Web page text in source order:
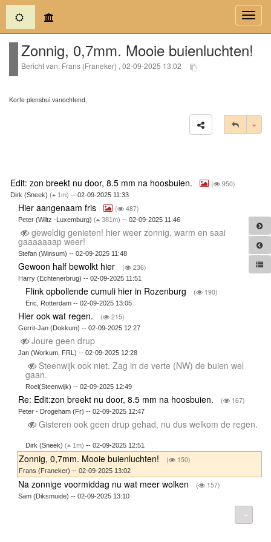
(current)
Zonnig, 0,7mm. Mooie buienluchten!
Bericht van: Frans (Franeker) , 02-09-2025 13:02
Korte plensbui vanochtend.
Edit: zon breekt nu door, 8.5 mm na hoosbuien. ( 950)
Dirk (Sneek) ( 1m) -- 02-09-2025 11:33
Hier aangenaam fris ( 487)
Peter (Wiltz -Luxemburg) ( 381m) -- 02-09-2025 11:46
geweldig genieten! hier weer zonnig, warm en saai
gaaaaaaap weer!
Stefan (Winsum) -- 02-09-2025 11:48
Gewoon half bewolkt hier ( 236)
Harry (Echtenerbrug) -- 02-09-2025 11:51
Flink opbollende cumuli hier in Rozenburg ( 190)
Eric, Rotterdam -- 02-09-2025 13:05
Hier ook wat regen. ( 215)
Gerrit-Jan (Dokkum) -- 02-09-2025 12:27
Joure geen drup
Jan (Workum, FRL) -- 02-09-2025 12:28
Steenwijk ook niet. Zag in de verte (NW) de buien wel
gaan.
Roel(Steenwijk) -- 02-09-2025 12:49
Re: Edit:zon breekt nu door, 8.5 mm na hoosbuien. ( 167)
Peter - Drogeham (Fr) -- 02-09-2025 12:47
Gisteren ook geen drup gehad, nu dus welkom de regen.
Dirk (Sneek)( 1m) -- 02-09-2025 12:51
Zonnig, 0,7mm. Mooie buienluchten! ( 150)
Frans (Franeker) -- 02-09-2025 13:02
Na zonnige voormiddag nu wat meer wolken ( 157)
Sam (Diksmuide) -- 02-09-2025 13:10